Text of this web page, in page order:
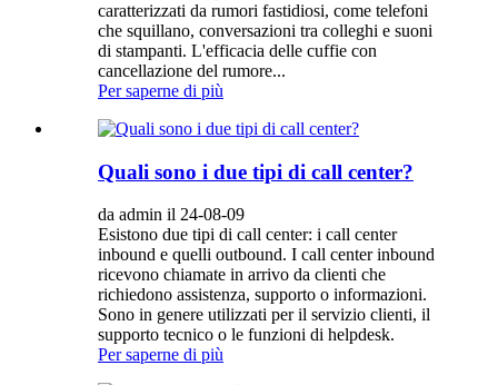
caratterizzati da rumori fastidiosi, come telefoni
che squillano, conversazioni tra colleghi e suoni
di stampanti. L'efficacia delle cuffie con
cancellazione del rumore...
Per saperne di più
Quali sono i due tipi di call center?
da admin il 24-08-09
Esistono due tipi di call center: i call center
inbound e quelli outbound. I call center inbound
ricevono chiamate in arrivo da clienti che
richiedono assistenza, supporto o informazioni.
Sono in genere utilizzati per il servizio clienti, il
supporto tecnico o le funzioni di helpdesk.
Per saperne di più